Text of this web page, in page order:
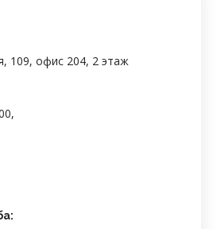
109, офис 204, 2 этаж